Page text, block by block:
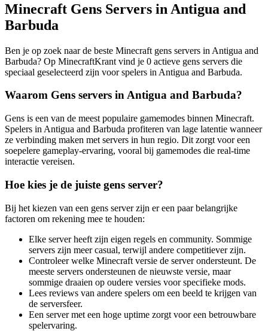
Minecraft Gens Servers in Antigua and
Barbuda
Ben je op zoek naar de beste Minecraft gens servers in Antigua and
Barbuda? Op MinecraftKrant vind je 0 actieve gens servers die
speciaal geselecteerd zijn voor spelers in Antigua and Barbuda.
Waarom Gens servers in Antigua and Barbuda?
Gens is een van de meest populaire gamemodes binnen Minecraft.
Spelers in Antigua and Barbuda profiteren van lage latentie wanneer
ze verbinding maken met servers in hun regio. Dit zorgt voor een
soepelere gameplay-ervaring, vooral bij gamemodes die real-time
interactie vereisen.
Hoe kies je de juiste gens server?
Bij het kiezen van een gens server zijn er een paar belangrijke
factoren om rekening mee te houden:
Elke server heeft zijn eigen regels en community. Sommige
servers zijn meer casual, terwijl andere competitiever zijn.
Controleer welke Minecraft versie de server ondersteunt. De
meeste servers ondersteunen de nieuwste versie, maar
sommige draaien op oudere versies voor specifieke mods.
Lees reviews van andere spelers om een beeld te krijgen van
de serversfeer.
Een server met een hoge uptime zorgt voor een betrouwbare
spelervaring.